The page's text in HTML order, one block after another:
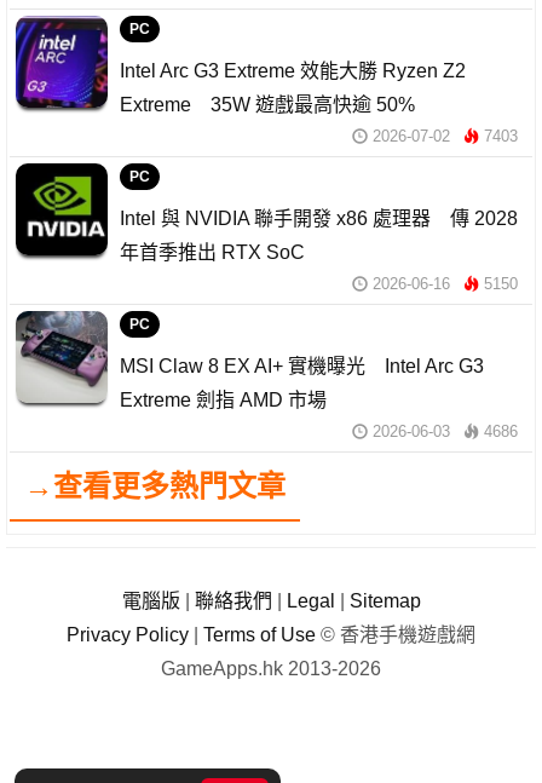
PC
Intel Arc G3 Extreme 效能大勝 Ryzen Z2
Extreme 35W 遊戲最高快逾 50%
2026-07-02 7403
PC
Intel 與 NVIDIA 聯手開發 x86 處理器 傳 2028
年首季推出 RTX SoC
2026-06-16 5150
PC
MSI Claw 8 EX AI+ 實機曝光 Intel Arc G3
Extreme 劍指 AMD 市場
2026-06-03 4686
→查看更多熱門文章
電腦版 聯絡我們 Legal
Sitemap
Privacy Policy
Terms of Use © 香港手機遊戲網
GameApps.hk 2013-2026